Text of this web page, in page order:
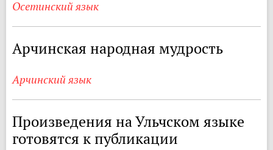
Осетинский язык
Арчинская народная мудрость
Арчинский язык
Произведения на Ульчском языке
готовятся к публикации